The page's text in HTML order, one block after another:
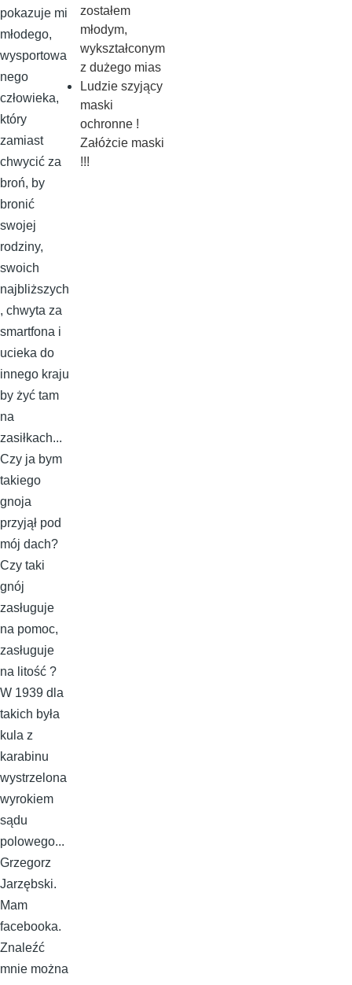
pokazuje mi
młodego,
wysportowa
nego
człowieka,
który
zamiast
chwycić za
broń, by
bronić
swojej
rodziny,
swoich
najbliższych
, chwyta za
smartfona i
ucieka do
innego kraju
by żyć tam
na
zasiłkach...
Czy ja bym
takiego
gnoja
przyjął pod
mój dach?
Czy taki
gnój
zasługuje
na pomoc,
zasługuje
na litość ?
W 1939 dla
takich była
kula z
karabinu
wystrzelona
wyrokiem
sądu
polowego...
Grzegorz
Jarzębski.
Mam
facebooka.
Znaleźć
mnie można
zostałem
młodym,
wykształconym
z dużego mias
Ludzie szyjący
maski
ochronne !
Załóżcie maski
!!!